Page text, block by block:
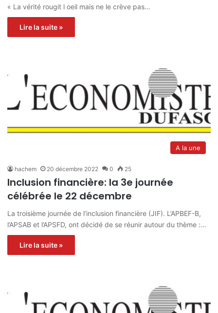
« La vérité rougit l oeil mais ne le crève pas…
Lire la suite »
A la une
hachem 20 décembre 2022 0 25
Inclusion financière: la 3e journée
célébrée le 22 décembre
La troisième journée de l’inclusion financière (JIF). L’APBEF-B,
l’APSAB et l’APSFD, ont décidé de se réunir autour du thème :…
Lire la suite »